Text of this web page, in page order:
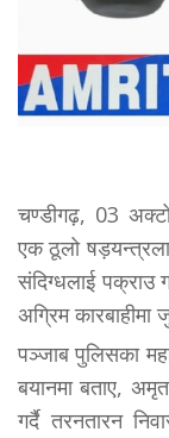
चण्डीगढ़, 03
एक ठूलो
संदिग्धलाई पक्राउ
अग्रिम
पञ्जाब पुलिसका
बयानमा बताए,
गर्दै तरनतारन